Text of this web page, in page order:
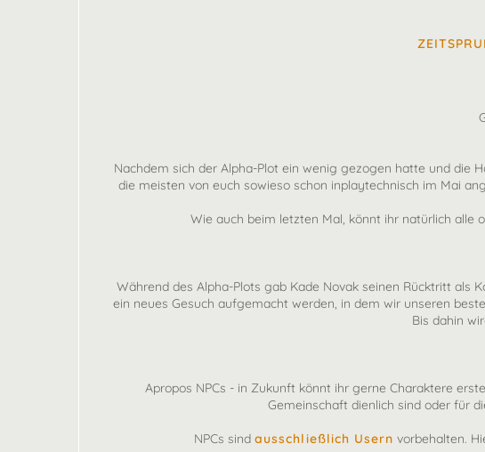
Nachdem sich der Alpha-Plot ein wenig gezogen hatte und die
die meisten von euch sowieso schon inplaytechnisch im Mai
Wie auch beim letzten Mal, könnt ihr natürlich alle
Während des Alpha-Plots gab Kade Novak seinen Rücktritt als
ein neues Gesuch aufgemacht werden, in dem wir unseren
Bis dahin
Apropos NPCs - in Zukunft könnt ihr gerne Charaktere
Gemeinschaft dienlich sind oder für
NPCs sindausschließlich Usern vorbehalten.